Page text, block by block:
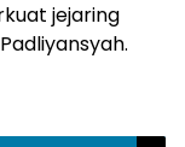
jejaring